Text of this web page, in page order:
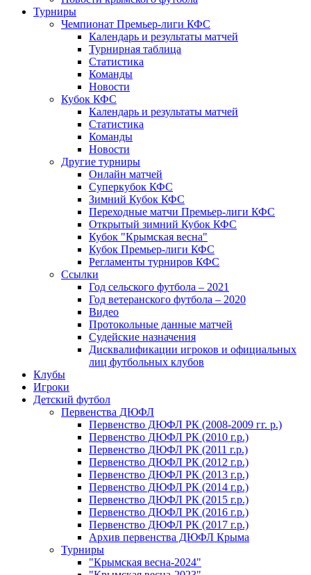
Турниры
Чемпионат Премьер-лиги КФС
Календарь и результаты матчей
Турнирная таблица
Статистика
Команды
Новости
Кубок КФС
Календарь и результаты матчей
Статистика
Команды
Новости
Другие турниры
Онлайн матчей
Суперкубок КФС
Зимний Кубок КФС
Переходные матчи Премьер-лиги КФС
Открытый зимний Кубок КФС
Кубок "Крымская весна"
Кубок Премьер-лиги КФС
Регламенты турниров КФС
Ссылки
Год сельского футбола – 2021
Год ветеранского футбола – 2020
Видео
Протокольные данные матчей
Судейские назначения
Дисквалификации игроков и официальных
лиц футбольных клубов
Клубы
Игроки
Детский футбол
Первенства ДЮФЛ
Первенство ДЮФЛ РК (2008-2009 гг. р.)
Первенство ДЮФЛ РК (2010 г.р.)
Первенство ДЮФЛ РК (2011 г.р.)
Первенство ДЮФЛ РК (2012 г.р.)
Первенство ДЮФЛ РК (2013 г.р.)
Первенство ДЮФЛ РК (2014 г.р.)
Первенство ДЮФЛ РК (2015 г.р.)
Первенство ДЮФЛ РК (2016 г.р.)
Первенство ДЮФЛ РК (2017 г.р.)
Архив первенства ДЮФЛ Крыма
Турниры
"Крымская весна-2024"